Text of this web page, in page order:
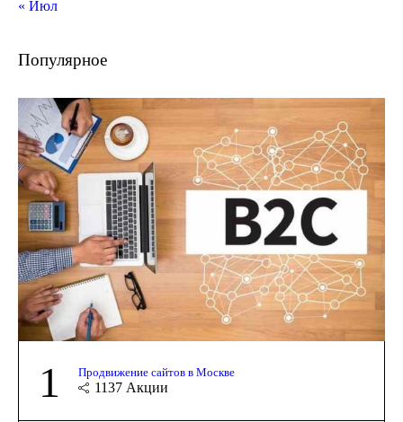
« Июл
Популярное
1 Продвижение сайтов в Москве
1137 Акции